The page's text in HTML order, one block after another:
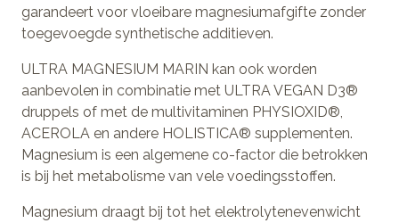
garandeert voor vloeibare magnesiumafgifte zonder
toegevoegde synthetische additieven.
ULTRA MAGNESIUM MARIN kan ook worden
aanbevolen in combinatie met ULTRA VEGAN D3®
druppels of met de multivitaminen PHYSIOXID®,
ACEROLA en andere HOLISTICA® supplementen.
Magnesium is een algemene co-factor die betrokken
is bij het metabolisme van vele voedingsstoffen.
Magnesium draagt bij tot het elektrolytenevenwicht